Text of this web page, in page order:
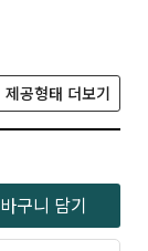
제공형태 더보기
구니 담기